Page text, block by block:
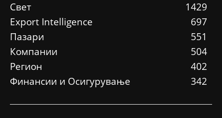
Свет
1429
Еxport Intelligence
697
Пазари
551
Компании
504
Регион
402
Финансии и Осигурување
342